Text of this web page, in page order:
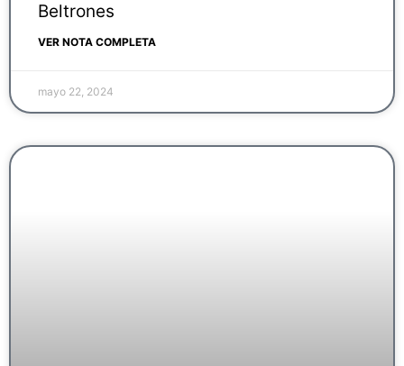
Beltrones
VER NOTA COMPLETA
mayo 22, 2024